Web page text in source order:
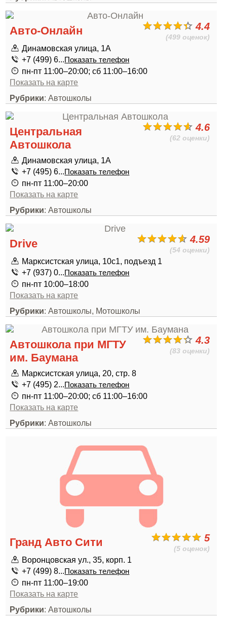
4.4
(499 оценок)
Авто-Онлайн
Динамовская улица, 1А
+7 (499) 6...Показать телефон
пн-пт 11:00–20:00; сб 11:00–16:00
Показать на карте
Рубрики: Автошколы
4.6
(62 оценки)
Центральная
Автошкола
Динамовская улица, 1А
+7 (495) 6...Показать телефон
пн-пт 11:00–20:00
Показать на карте
Рубрики: Автошколы
4.59
(54 оценки)
Drive
Марксистская улица, 10с1, подъезд 1
+7 (937) 0...Показать телефон
пн-пт 10:00–18:00
Показать на карте
Рубрики: Автошколы, Мотошколы
4.3
(83 оценки)
Автошкола при МГТУ
им. Баумана
Марксистская улица, 20, стр. 8
+7 (495) 2...Показать телефон
пн-пт 11:00–20:00; сб 11:00–16:00
Показать на карте
Рубрики: Автошколы
5
(5 оценок)
Гранд Авто Сити
Воронцовская ул., 35, корп. 1
+7 (499) 8...Показать телефон
пн-пт 11:00–19:00
Показать на карте
Рубрики: Автошколы